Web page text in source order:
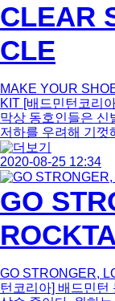
CLEAR
CLE
MAKE YOUR
KIT [배드민턴코리
막상 동호인들은 신
저하를 우려해 기껏
2020-08-25 12:34
GO
GO STRONGER,
턴코리아] 배드민턴